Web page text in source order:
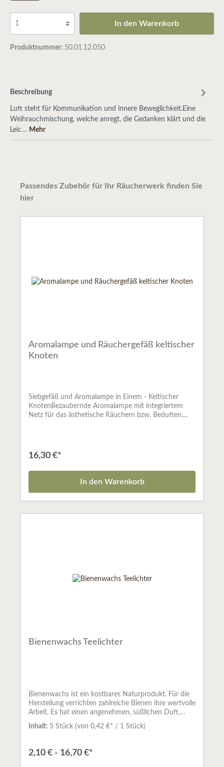
In den Warenkorb
Produktnummer: 50.01.12.050
Beschreibung
Luft steht für Kommunikation und innere Beweglichkeit.Eine
Weihrauchmischung, welche anregt, die Gedanken klärt und die
Leic… Mehr
Passendes Zubehör für Ihr Räucherwerk finden Sie
hier
Aromalampe und Räuchergefäß keltischer
Knoten
Siebgefäß und Aromalampe in Einem - Keltischer
KnotenBezaubernde Aromalampe mit integriertem
Netz für das ästhetische Räuchern bzw. Beduften.
blauSieb ø 6 cm
16,30 €*
In den Warenkorb
Bienenwachs Teelichter
Bienenwachs ist ein kostbares Naturprodukt. Für die
Herstellung verrichten zahlreiche Bienen ihre wertvolle
Arbeit. Es hat einen angenehmen, süßlichen Duft,
welcher durch das Anzünden noch verstärkt
wird.Beim Kauf empfiehlt sich desshalb, ganz
achten.Die Teelichter sind in Aluschalen gegossen und
haben laut Hersteller eine Brenndauer von ca. 4
Inhalt: 5 Stück (von 0,42 €* / 1 Stück)
2,10 € - 16,70 €*